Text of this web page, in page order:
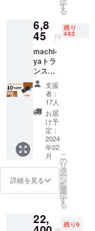
【内
容】
ヘッド
ホンス
タンド
× 1台 日
本語マ
ニュア
ル × 1個
※ 割引
率は販
売予定
価格に
送料を
含む合
計金額
に対す
す
る
6,8
45 円
残り
483
machi-
yaトラ
ンス
ミッ
ター割
10%
OFF (限
定500名
様） 一
般販売
予定価
格7,605
円
→6,845
円 (税・
送料
【内
容】 ト
支援
者：
17人
お届
け予
定：
2024
年02
月
詳細を見る
こ
の
リ
タ
ー
ン
を
選
択
す
る
22, 残り6